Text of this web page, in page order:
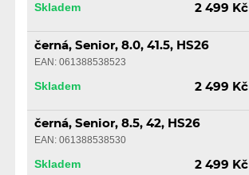
Skladem 2 499 Kč
černá, Senior, 8.0, 41.5, HS26
EAN: 061388538523
Skladem 2 499 Kč
černá, Senior, 8.5, 42, HS26
EAN: 061388538530
Skladem 2 499 Kč